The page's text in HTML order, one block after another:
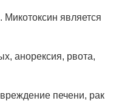
является
анорексия, рвота,
печени, рак